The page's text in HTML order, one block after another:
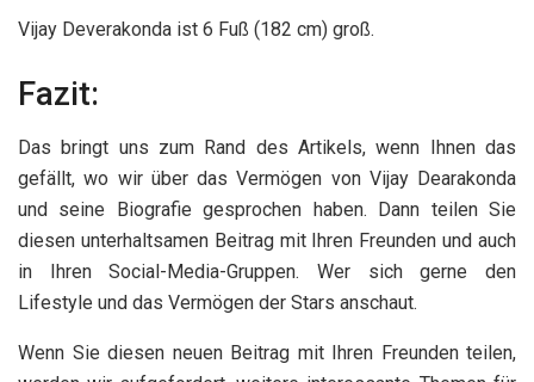
Vijay Deverakonda ist 6 Fuß (182 cm) groß.
Fazit:
Das bringt uns zum Rand des Artikels, wenn Ihnen das
gefällt, wo wir über das Vermögen von Vijay Dearakonda
und seine Biografie gesprochen haben. Dann teilen Sie
diesen unterhaltsamen Beitrag mit Ihren Freunden und auch
in Ihren Social-Media-Gruppen. Wer sich gerne den
Lifestyle und das Vermögen der Stars anschaut.
Wenn Sie diesen neuen Beitrag mit Ihren Freunden teilen,